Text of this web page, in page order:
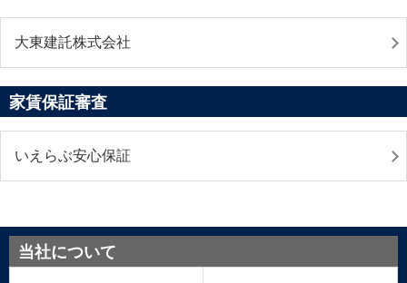
大東建託株式会社
家賃保証審査
いえらぶ安心保証
当社について